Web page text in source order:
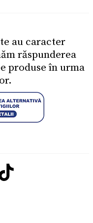
au caracter
răspunderea
produse în urma